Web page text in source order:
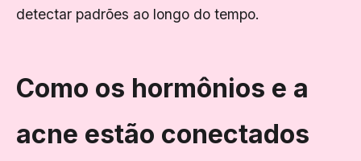
detectar padrões ao longo do tempo.
Como os hormônios e a
acne estão conectados